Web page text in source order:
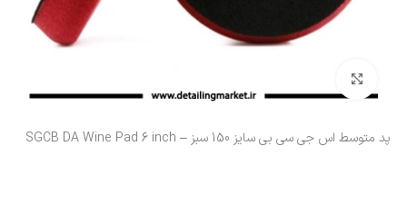
پد متوسط اس جی سی بی سایز 150 سبز – SGCB DA Wine Pad 6 inch